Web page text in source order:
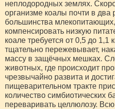
неплодородных землях.
организме коалы почти в
большинства
компенсировать низкую
коале требуется от 0,5 до 1,1
тщательно пережевывает,
массу в защёчных мешках.
животных, где происходит
чрезвычайно развита и
пищеварительном тракте
количество симбиотических
переваривать целлюлозу.